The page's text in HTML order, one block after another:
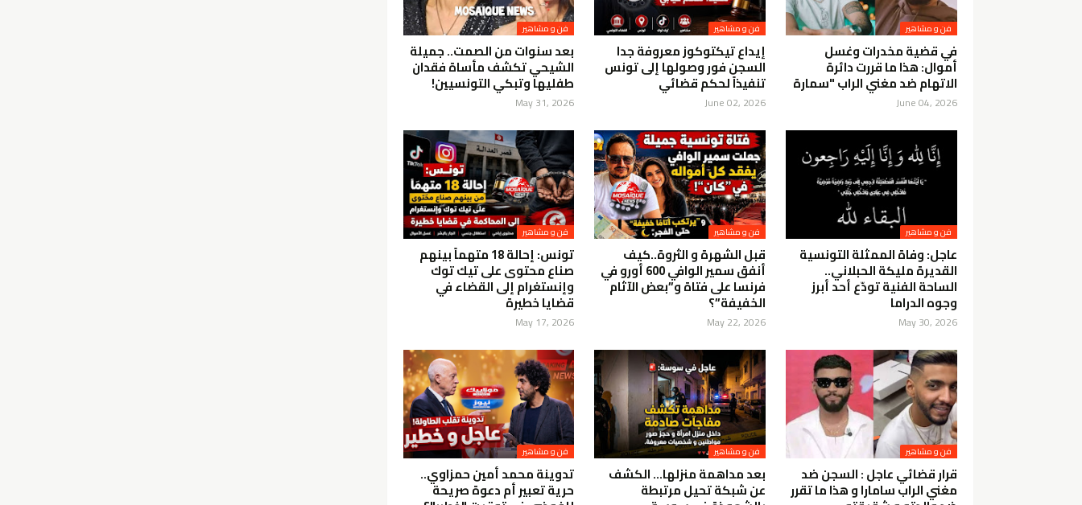
فن و مشاهير
في قضية مخدرات وغسل
أموال: هذا ما قررت دائرة
الاتهام ضد مغني الراب "سمارة
June 04, 2026
فن و مشاهير
إيداع تيكتوكوز معروفة جدا
السجن فور وصولها إلى تونس
تنفيذاً لحكم قضائي
June 02, 2026
فن و مشاهير
بعد سنوات من الصمت.. جميلة
الشيحي تكشف مأساة فقدان
طفليها وتبكي التونسيين!
May 31, 2026
فن و مشاهير
عاجل: وفاة الممثلة التونسية
القديرة مليكة الحبلاني..
الساحة الفنية تودّع أحد أبرز
وجوه الدراما
May 30, 2026
فن و مشاهير
قبل الشهرة و الثروة..كيف
أنفق سمير الوافي 600 أورو في
فرنسا على فتاة و”بعض الآثام
الخفيفة”؟
May 22, 2026
فن و مشاهير
تونس: إحالة 18 متهماً بينهم
صناع محتوى على تيك توك
وإنستغرام إلى القضاء في
قضايا خطيرة
May 17, 2026
فن و مشاهير
قرار قضائي عاجل : السجن ضد
مغني الراب سامارا و هذا ما تقرر
فن و مشاهير
بعد مداهمة منزلها… الكشف
عن شبكة تحيل مرتبطة
فن و مشاهير
تدوينة محمد أمين حمزاوي..
حرية تعبير أم دعوة صريحة